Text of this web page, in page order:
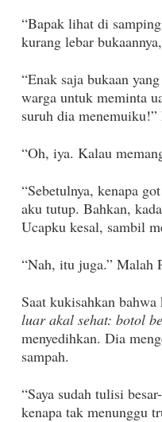
“Bapak lihat di
kurang lebar
“Enak saja bukaan
warga untuk meminta
suruh dia
“Oh, iya. Kalau
“Sebetulnya, kenapa
aku tutup. Bahkan,
Ucapku kesal, sambil
“Nah, itu juga.” Malah
Saat kukisahkan
luar akal sehat: botol
menyedihkan. Dia
sampah.
“Saya sudah tulisi
kenapa tak menunggu